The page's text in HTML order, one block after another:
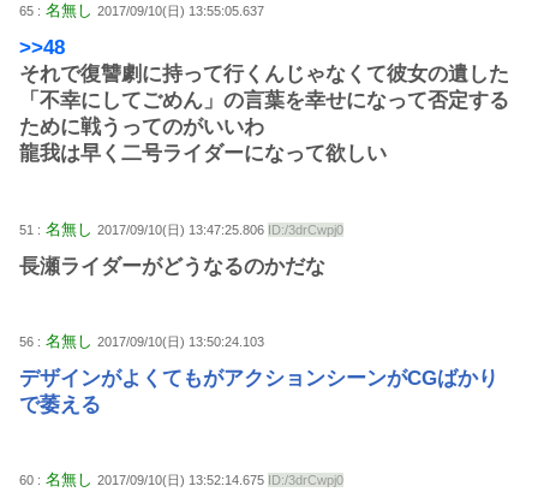
65 : 名無し 2017/09/10(日) 13:55:05.637
>>48
それで復讐劇に持って行くんじゃなくて彼女の遺した
「不幸にしてごめん」の言葉を幸せになって否定する
ために戦うってのがいいわ
龍我は早く二号ライダーになって欲しい
51 : 名無し 2017/09/10(日) 13:47:25.806 ID:/3drCwpj0
長瀬ライダーがどうなるのかだな
56 : 名無し 2017/09/10(日) 13:50:24.103
デザインがよくてもがアクションシーンがCGばかり
で萎える
60 : 名無し 2017/09/10(日) 13:52:14.675 ID:/3drCwpj0